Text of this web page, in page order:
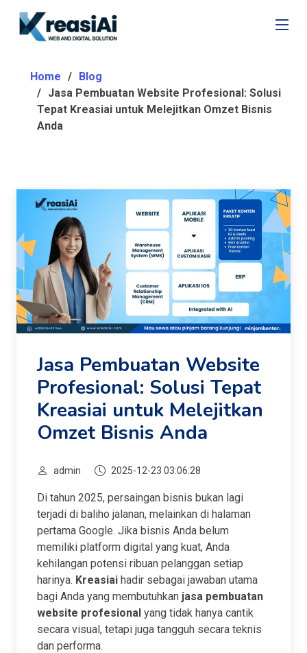
Home
Blog
Jasa Pembuatan Website Profesional: Solusi
Tepat Kreasiai untuk Melejitkan Omzet Bisnis
Anda
Jasa Pembuatan Website
Profesional: Solusi Tepat
Kreasiai untuk Melejitkan
Omzet Bisnis Anda
admin 2025-12-23 03:06:28
Di tahun 2025, persaingan bisnis bukan lagi
terjadi di baliho jalanan, melainkan di halaman
pertama Google. Jika bisnis Anda belum
memiliki platform digital yang kuat, Anda
kehilangan potensi ribuan pelanggan setiap
harinya. Kreasiai hadir sebagai jawaban utama
bagi Anda yang membutuhkan jasa pembuatan
website profesional yang tidak hanya cantik
secara visual, tetapi juga tangguh secara teknis
dan performa.